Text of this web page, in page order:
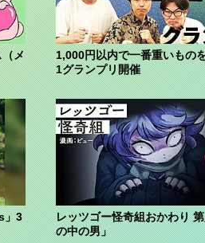
メ
1,000円以内で一番重いもの
1グランプリ開催
」3
レッツゴー怪奇組おかわり
の中の男」